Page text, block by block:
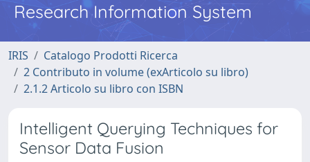
Research Information System
IRIS
Catalogo Prodotti Ricerca
2 Contributo in volume (exArticolo su libro)
2.1.2 Articolo su libro con ISBN
Intelligent Querying Techniques for
Sensor Data Fusion